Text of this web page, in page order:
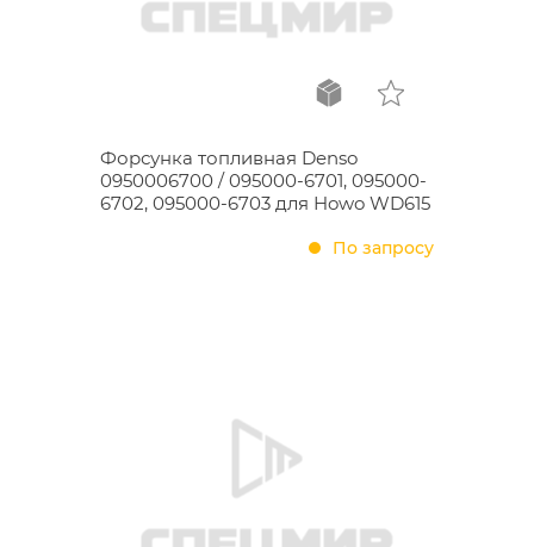
Форсунка топливная Denso
0950006700 / 095000-6701, 095000-
6702, 095000-6703 для Howo WD615
По запросу